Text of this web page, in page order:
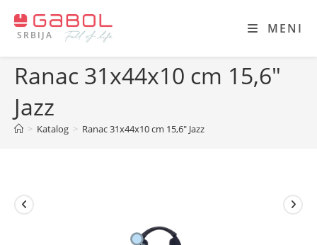
SRBIJA MENI
Ranac 31x44x10 cm 15,6″
Jazz
> Katalog > Ranac 31x44x10 cm 15,6″ Jazz